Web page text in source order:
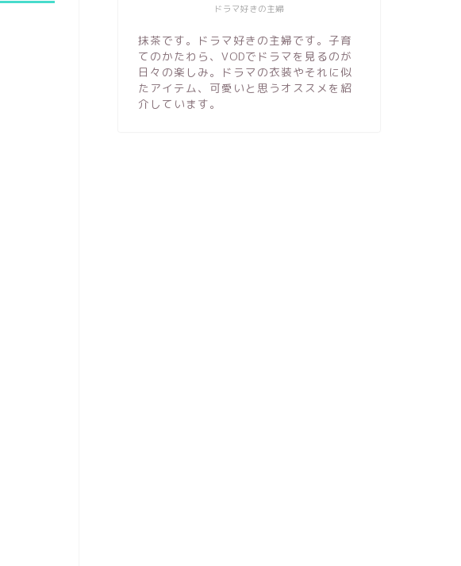
ドラマ好きの主婦
抹茶です。ドラマ好きの主婦です。子育
てのかたわら、VODでドラマを見るのが
日々の楽しみ。ドラマの衣装やそれに似
たアイテム、可愛いと思うオススメを紹
介しています。